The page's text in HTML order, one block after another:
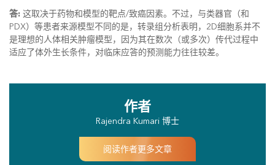
答: 这取决于药物和模型的靶点/致癌因素。不过，与类器官（和
PDX）等患者来源模型不同的是，转录组分析表明，2D细胞系并不
是理想的人体相关肿瘤模型，因为其在数次（或多次）传代过程中
适应了体外生长条件，对临床应答的预测能力往往较差。
作者
Rajendra Kumari 博士
阅读作者更多文章